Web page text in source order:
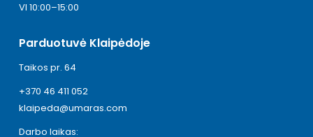
VI 10:00–15:00
Parduotuvė Klaipėdoje
Taikos pr. 64
+370 46 411 052
klaipeda@umaras.com
Darbo laikas: